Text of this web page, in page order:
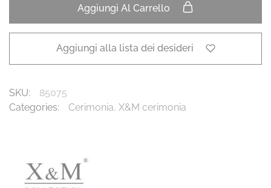
Aggiungi Al Carrello
Aggiungi alla lista dei desideri
SKU:
85075
Categories:
Cerimonia, X&M cerimonia